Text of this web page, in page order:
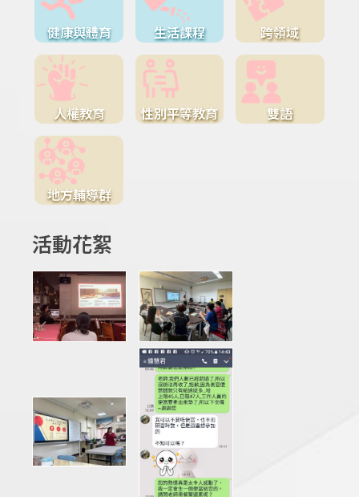
健康與體育 生活課程 跨領域
人權教育 性別平等教育 雙語
地方輔導群
活動花絮